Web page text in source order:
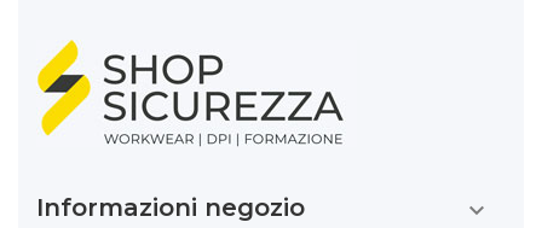
Informazioni negozio 